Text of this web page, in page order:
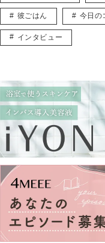
彼ごはん 今日の
インタビュー